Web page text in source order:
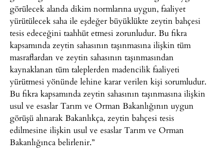
görülecek alanda dikim normlarına uygun, faaliyet
yürütülecek saha ile eşdeğer büyüklükte zeytin bahçesi
tesis edeceğini taahhüt etmesi zorunludur. Bu fıkra
kapsamında zeytin sahasının taşınmasına ilişkin tüm
masraflardan ve zeytin sahasının taşınmasından
kaynaklanan tüm taleplerden madencilik faaliyeti
yürütmesi yönünde lehine karar verilen kişi sorumludur.
Bu fıkra kapsamında zeytin sahasının taşınmasına ilişkin
usul ve esaslar Tarım ve Orman Bakanlığının uygun
görüşü alınarak Bakanlıkça, zeytin bahçesi tesis
edilmesine ilişkin usul ve esaslar Tarım ve Orman
Bakanlığınca belirlenir.”